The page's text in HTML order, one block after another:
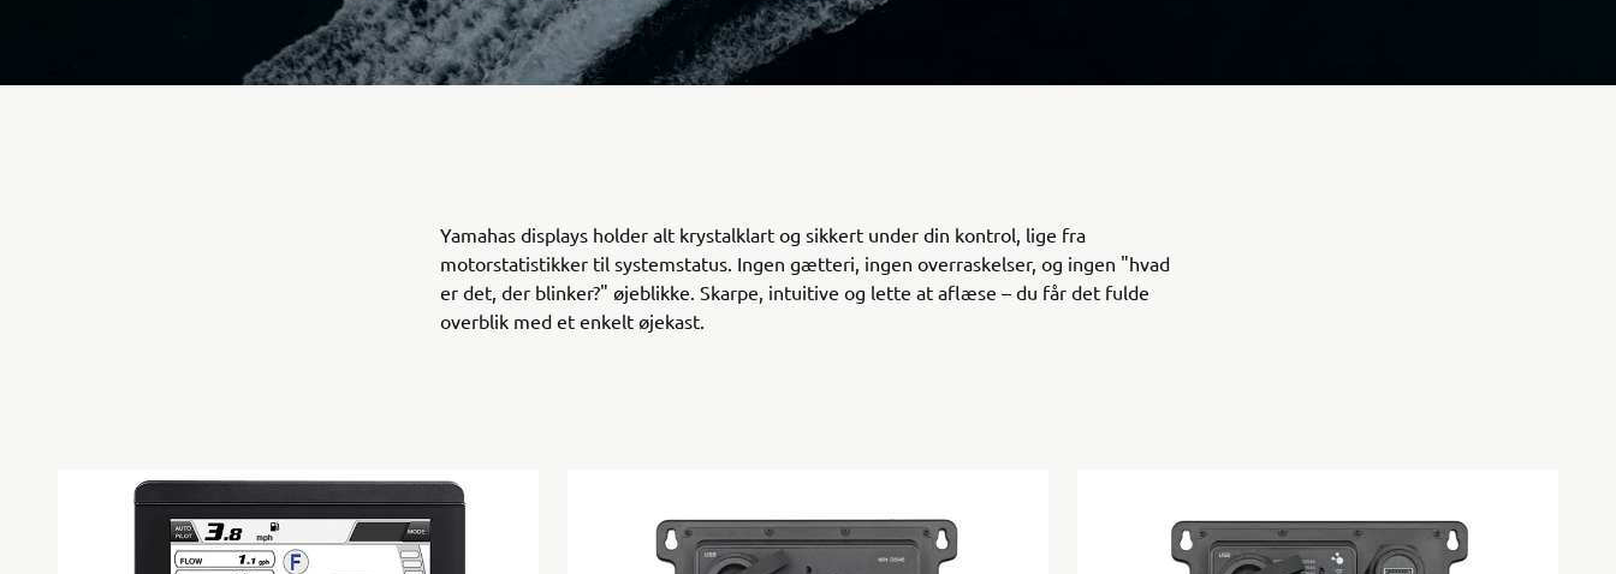
Yamahas displays holder alt krystalklart og sikkert under din kontrol, lige fra
motorstatistikker til systemstatus. Ingen gætteri, ingen overraskelser, og ingen "hvad
er det, der blinker?" øjeblikke. Skarpe, intuitive og lette at aflæse – du får det fulde
overblik med et enkelt øjekast.